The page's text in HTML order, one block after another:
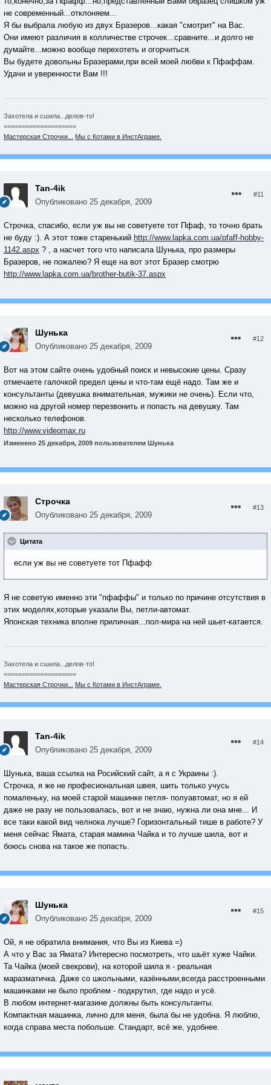
не современный...отклоняем...
Я бы выбрала любую из двух Бразеров...какая "смотрит" на Вас.
Они имеют различия в колличестве строчек...сравните...и долго не
думайте...можно вообще перехотеть и огорчиться.
Вы будете довольны Бразерами,при всей моей любви к Пфаффам.
Удачи и уверенности Вам !!!
Захотела и сшила...делов-то!
====================
Мастерская Строчки...
Мы с Котами в ИнстАграме.
Tan-4ik
Опубликовано 25 декабря, 2009
#11
Строчка, спасибо, если уж вы не советуете тот Пфаф, то точно брать
не буду :). А этот тоже старенький http://www.lapka.com.ua/pfaff-hobby-
1142.aspx ? , а насчет того что написала Шунька, про размеры
Бразеров, не пожалею? Я еще на вот этот Бразер смотрю
http://www.lapka.com.ua/brother-butik-37.aspx
Шунька
Опубликовано 25 декабря, 2009
#12
Вот на этом сайте очень удобный поиск и невысокие цены. Сразу
отмечаете галочкой предел цены и что-там ещё надо. Там же и
консультанты (девушка внимательная, мужики не очень). Если что,
можно на другой номер перезвонить и попасть на девушку. Там
несколько телефонов.
http://www.videomax.ru
Изменено 25 декабря, 2009 пользователем Шунька
Строчка
Опубликовано 25 декабря, 2009
#13
Цитата
если уж вы не советуете тот Пфафф
Я не советую именно эти "пфаффы" и только по причине отсутствия в
этих моделях,которые указали Вы, петли-автомат.
Японская техника вполне приличная...пол-мира на ней шьет-катается.
Захотела и сшила...делов-то!
====================
Мастерская Строчки...
Мы с Котами в ИнстАграме.
Tan-4ik
Опубликовано 25 декабря, 2009
#14
Шунька, ваша ссылка на Росийский сайт, а я с Украины :).
Строчка, я же не професиональная швея, шить только учусь
помаленьку, на моей старой машинке петля- полуавтомат, но я ей
даже не разу не пользовалась, вот и не знаю, нужна ли она мне... И
все таки какой вид челнока лучше? Горизонтальный тише в работе? У
меня сейчас Ямата, старая мамина Чайка и то лучше шила, вот и
боюсь снова на такое же попасть.
Шунька
Опубликовано 25 декабря, 2009
#15
Ой, я не обратила внимания, что Вы из Киева =)
А что у Вас за Ямата? Интересно посмотреть, что шьёт хуже Чайки.
Та Чайка (моей свекрови), на которой шила я - реальная
маразматичка. Даже со школьными, казёнными,всегда расстроенными
машинками не было проблем - подкрутил, где надо и усё.
В любом интернет-магазине должны быть консультанты.
Компактная машинка, лично для меня, была бы не удобна. Я люблю,
когда справа места побольше. Стандарт, всё же, удобнее.